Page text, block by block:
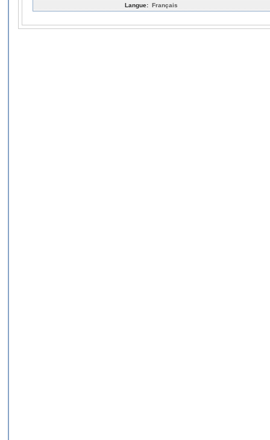
Langue: Français